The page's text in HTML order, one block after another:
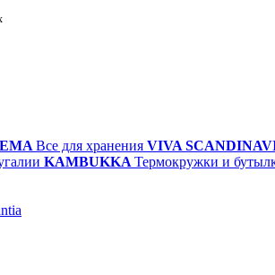
Все для хранения VIVA
KAMBUKKA Термокружки и